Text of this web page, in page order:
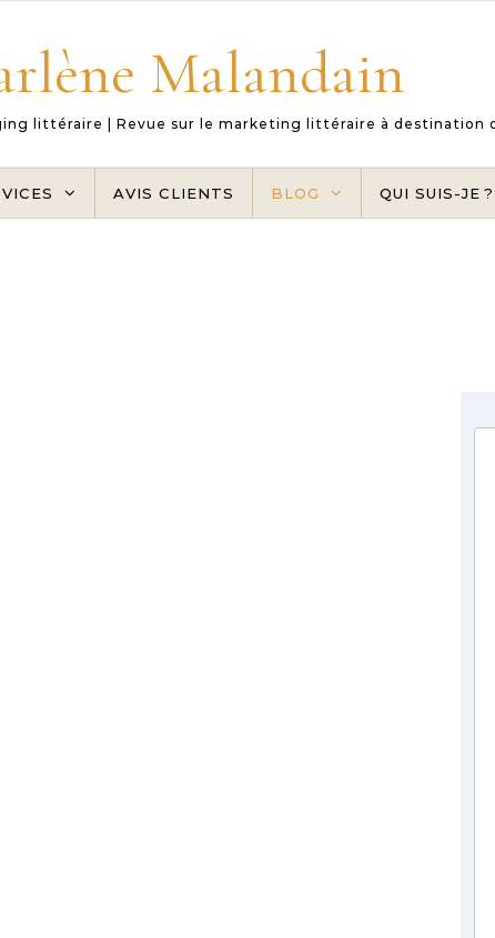
Malandain
littéraire | Revue sur le marketing littéraire à destination
AVIS CLIENTS BLOG QUI SUIS-JE ?